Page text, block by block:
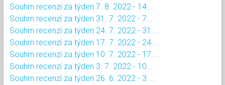
Souhrn recenzí za týden 7. 8. 2022 - 14....
Souhrn recenzí za týden 31. 7. 2022 - 7....
Souhrn recenzí za týden 24. 7. 2022 - 31....
Souhrn recenzí za týden 17. 7. 2022 - 24....
Souhrn recenzí za týden 10. 7. 2022 - 17....
Souhrn recenzí za týden 3. 7. 2022 - 10....
Souhrn recenzí za týden 26. 6. 2022 - 3....